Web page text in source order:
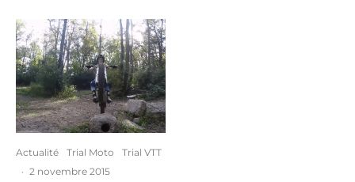
Actualité Trial Moto
Trial VTT
· 2 novembre 2015